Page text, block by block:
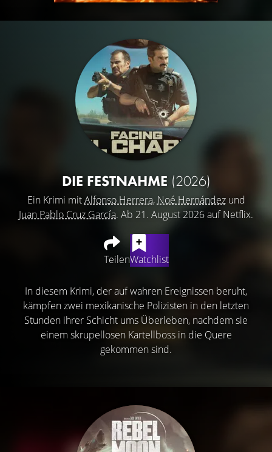
DIE FESTNAHME (2026)
Ein Krimi mitAlfonso Herrera, Noé Hernándezund
Juan Pablo Cruz García. Ab 21. August 2026 auf Netflix.
TeilenWatchlist
In diesem Krimi, der auf wahren Ereignissen beruht,
kämpfen zwei mexikanische Polizisten in den letzten
Stunden ihrer Schicht ums Überleben, nachdem sie
einem skrupellosen Kartellboss in die Quere
gekommen sind.